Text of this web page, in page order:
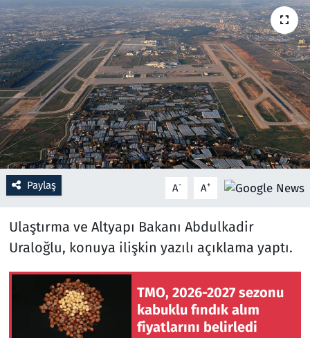
Paylaş A- A+
Ulaştırma ve Altyapı Bakanı Abdulkadir
Uraloğlu, konuya ilişkin yazılı açıklama yaptı.
TMO, 2026-2027 sezonu
kabuklu fındık alım
fiyatlarını belirledi
Resmi İlanlar
Rüya Tabirleri
Sağlık
Savunma Sanayi
Seçim 2023
Teknoloji ve Bilim
Televizyon